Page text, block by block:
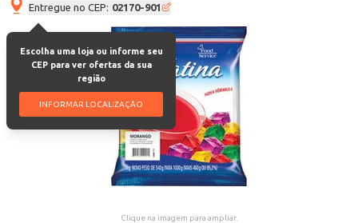
Entregue no CEP: 02170-901
Escolha uma loja ou informe seu
CEP para ver ofertas da sua
região
INFORMAR LOCALIZAÇÃO
Clique na imagem para ampliar.